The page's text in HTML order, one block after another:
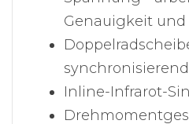
Genauigkeit und
Inline-Infrarot-